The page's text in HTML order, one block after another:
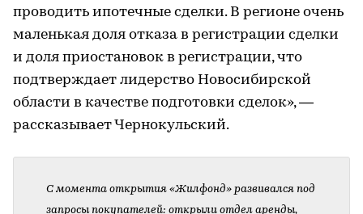
проводить ипотечные сделки. В регионе очень
маленькая доля отказа в регистрации сделки
и доля приостановок в регистрации, что
подтверждает лидерство Новосибирской
области в качестве подготовки сделок», —
рассказывает Чернокульский.
С момента открытия «Жилфонд» развивался под
запросы покупателей: открыли отдел аренды,